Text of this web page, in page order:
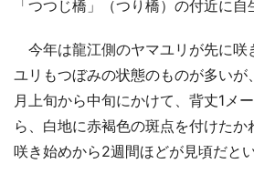
「つつじ橋」（つり橋）の付近に自
今年は龍江側のヤマユリが先に咲
ユリもつぼみの状態のものが多いが
月上旬から中旬にかけて、背丈1メ
ら、白地に赤褐色の斑点を付けたか
咲き始めから2週間ほどが見頃だとい